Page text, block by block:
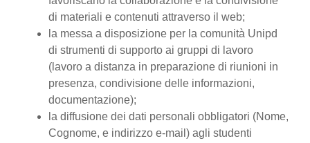
di materiali e contenuti attraverso il web;
la messa a disposizione per la comunità Unipd
di strumenti di supporto ai gruppi di lavoro
(lavoro a distanza in preparazione di riunioni in
presenza, condivisione delle informazioni,
documentazione);
la diffusione dei dati personali obbligatori (Nome,
Cognome, e indirizzo e-mail) agli studenti